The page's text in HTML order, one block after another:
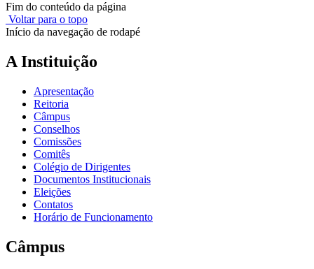
Fim do conteúdo da página
Voltar para o topo
Início da navegação de rodapé
A Instituição
Apresentação
Reitoria
Câmpus
Conselhos
Comissões
Comitês
Colégio de Dirigentes
Documentos Institucionais
Eleições
Contatos
Horário de Funcionamento
Câmpus